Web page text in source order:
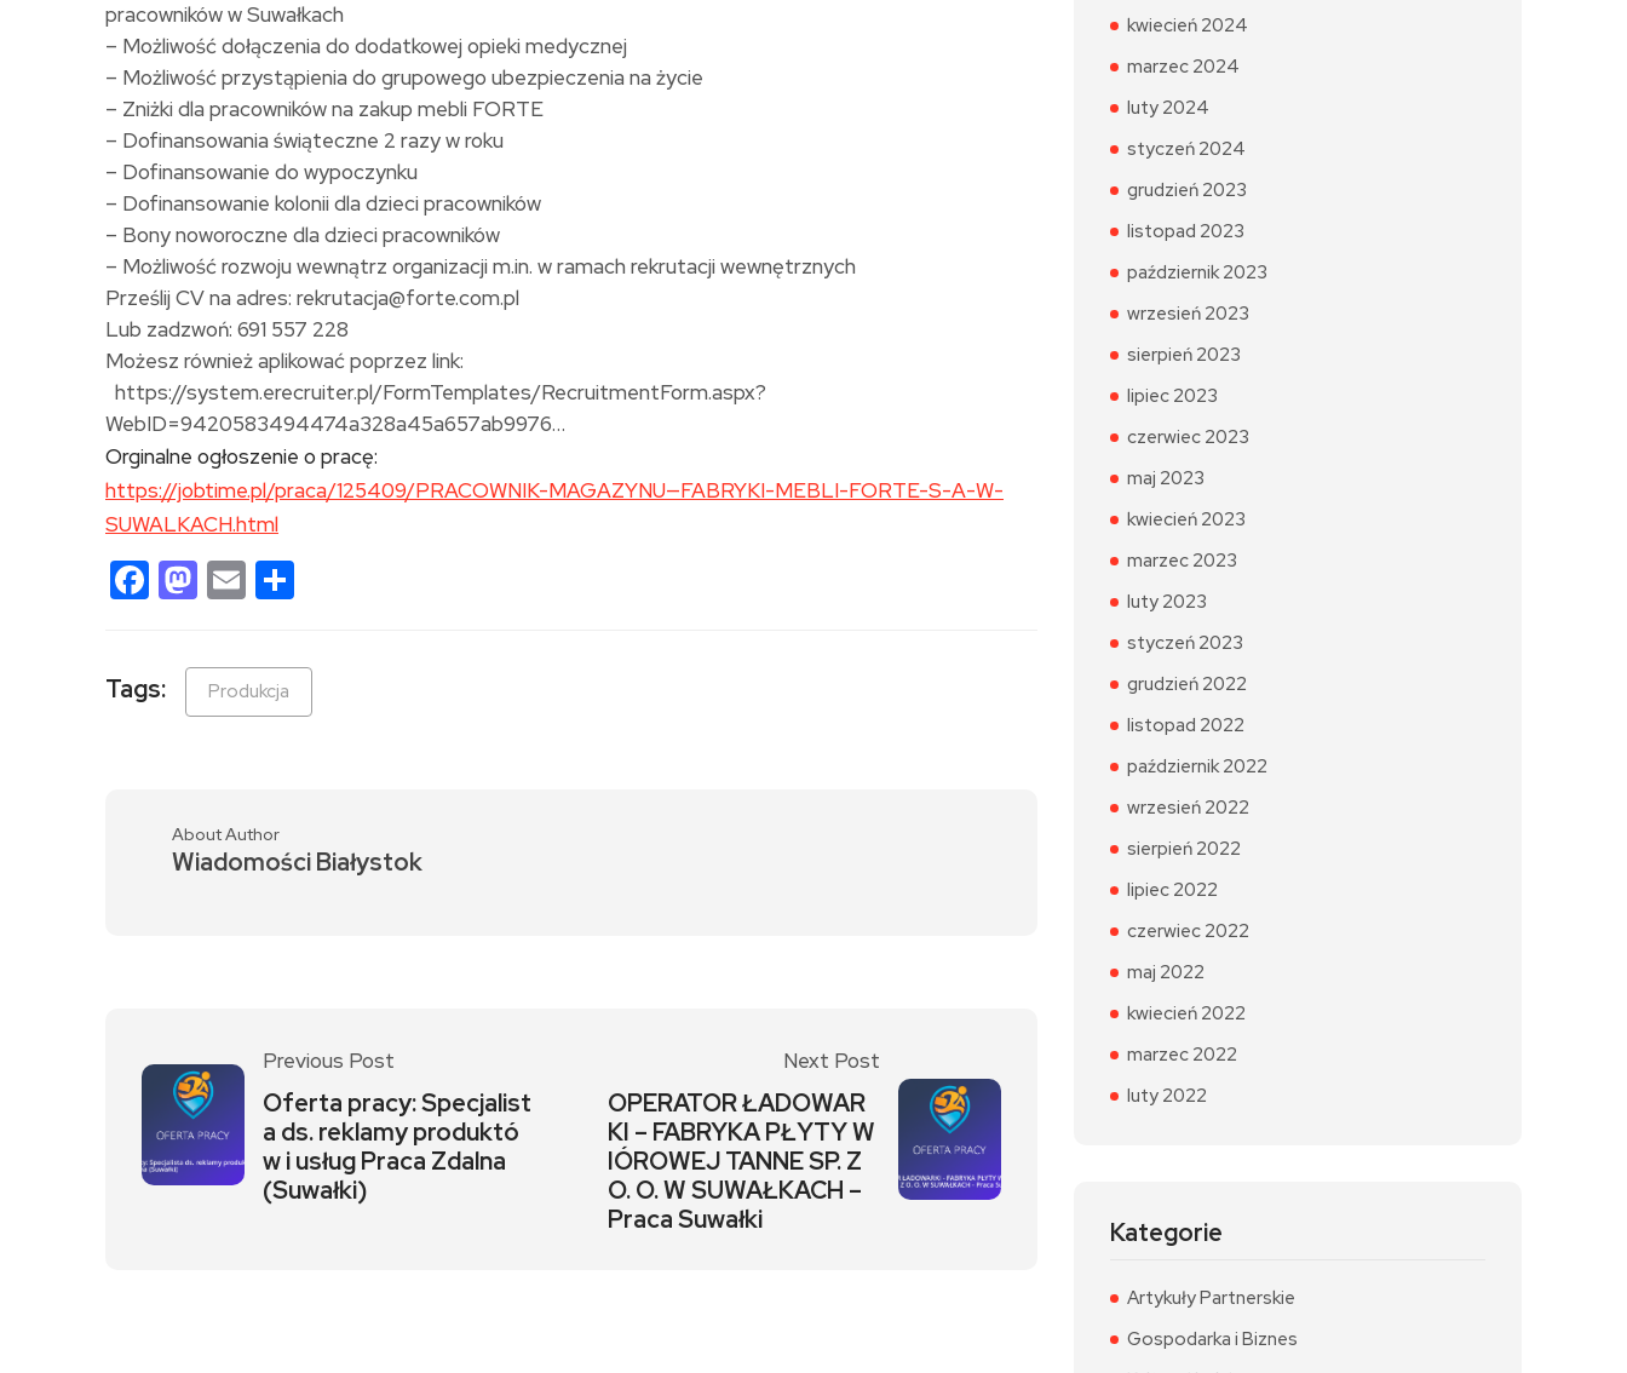
pracowników w Suwałkach
– Możliwość dołączenia do dodatkowej opieki medycznej
– Możliwość przystąpienia do grupowego ubezpieczenia na życie
– Zniżki dla pracowników na zakup mebli FORTE
– Dofinansowania świąteczne 2 razy w roku
– Dofinansowanie do wypoczynku
– Dofinansowanie kolonii dla dzieci pracowników
– Bony noworoczne dla dzieci pracowników
– Możliwość rozwoju wewnątrz organizacji m.in. w ramach rekrutacji wewnętrznych
Prześlij CV na adres: rekrutacja@forte.com.pl
Lub zadzwoń: 691 557 228
Możesz również aplikować poprzez link:
https://system.erecruiter.pl/FormTemplates/RecruitmentForm.aspx?
WebID=9420583494474a328a45a657ab9976…
Orginalne ogłoszenie o pracę:
https://jobtime.pl/praca/125409/PRACOWNIK-MAGAZYNU—FABRYKI-MEBLI-FORTE-S-A-W-
SUWALKACH.html
Facebook
Mastodon
Email
Tags: Produkcja
About Author
Wiadomości Białystok
Previous Post
Oferta pracy: Specjalist
a ds. reklamy produktó
w i usług Praca Zdalna
(Suwałki)
Next Post
OPERATOR ŁADOWAR
KI – FABRYKA PŁYTY W
IÓROWEJ TANNE SP. Z
O. O. W SUWAŁKACH –
Praca Suwałki
kwiecień 2024
marzec 2024
luty 2024
styczeń 2024
grudzień 2023
listopad 2023
październik 2023
wrzesień 2023
sierpień 2023
lipiec 2023
czerwiec 2023
maj 2023
kwiecień 2023
marzec 2023
luty 2023
styczeń 2023
grudzień 2022
listopad 2022
październik 2022
wrzesień 2022
sierpień 2022
lipiec 2022
czerwiec 2022
maj 2022
kwiecień 2022
marzec 2022
luty 2022
Kategorie
Artykuły Partnerskie
Gospodarka i Biznes